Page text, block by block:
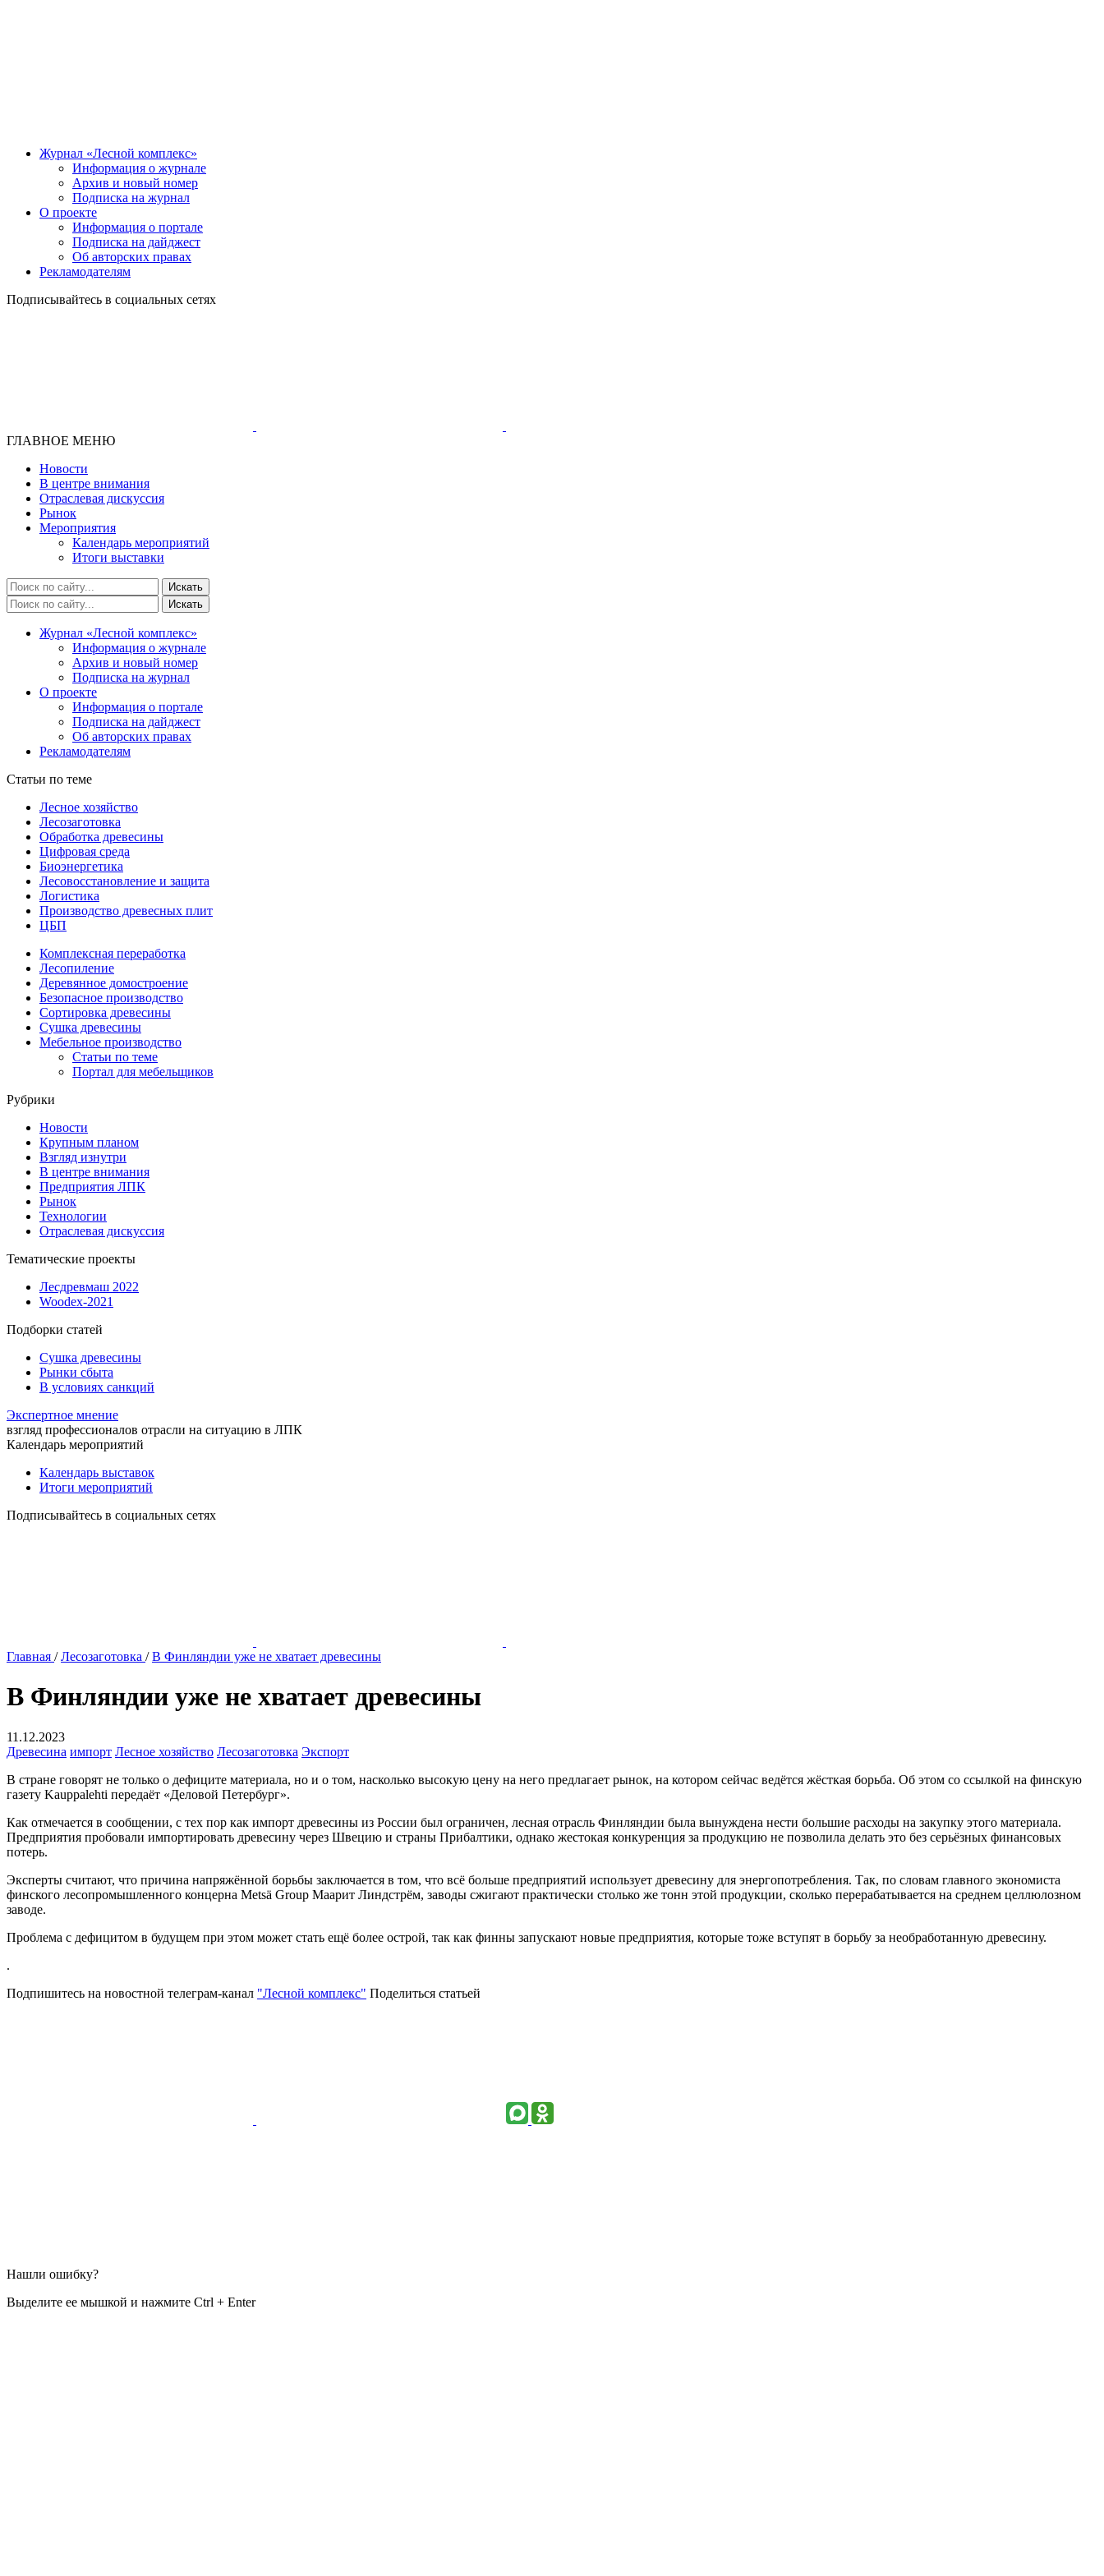
Журнал «Лесной комплекс»
Информация о журнале
Архив и новый номер
Подписка на журнал
О проекте
Информация о портале
Подписка на дайджест
Об авторских правах
Рекламодателям
Подписывайтесь в социальных сетях
ГЛАВНОЕ МЕНЮ
Новости
В центре внимания
Отраслевая дискуссия
Рынок
Мероприятия
Календарь мероприятий
Итоги выставки
Журнал «Лесной комплекс»
Информация о журнале
Архив и новый номер
Подписка на журнал
О проекте
Информация о портале
Подписка на дайджест
Об авторских правах
Рекламодателям
Статьи по теме
Лесное хозяйство
Лесозаготовка
Обработка древесины
Цифровая среда
Биоэнергетика
Лесовосстановление и защита
Логистика
Производство древесных плит
ЦБП
Комплексная переработка
Лесопиление
Деревянное домостроение
Безопасное производство
Сортировка древесины
Сушка древесины
Мебельное производство
Статьи по теме
Портал для мебельщиков
Рубрики
Новости
Крупным планом
Взгляд изнутри
В центре внимания
Предприятия ЛПК
Рынок
Технологии
Отраслевая дискуссия
Тематические проекты
Лесдревмаш 2022
Woodex-2021
Подборки статей
Сушка древесины
Рынки сбыта
В условиях санкций
Экспертное мнение
взгляд профессионалов отрасли на ситуацию в ЛПК
Календарь мероприятий
Календарь выставок
Итоги мероприятий
Подписывайтесь в социальных сетях
Главная / Лесозаготовка / В Финляндии уже не хватает древесины
В Финляндии уже не хватает древесины
11.12.2023
Древесина импорт Лесное хозяйство Лесозаготовка Экспорт
В стране говорят не только о дефиците материала, но и о том, насколько высокую цену на него предлагает рынок, на котором сейчас ведётся жёсткая борьба. Об этом со ссылкой на финскую
газету Kauppalehti передаёт «Деловой Петербург».
Как отмечается в сообщении, с тех пор как импорт древесины из России был ограничен, лесная отрасль Финляндии была вынуждена нести большие расходы на закупку этого материала.
Предприятия пробовали импортировать древесину через Швецию и страны Прибалтики, однако жестокая конкуренция за продукцию не позволила делать это без серьёзных финансовых
потерь.
Эксперты считают, что причина напряжённой борьбы заключается в том, что всё больше предприятий использует древесину для энергопотребления. Так, по словам главного экономиста
финского лесопромышленного концерна Metsä Group Маарит Линдстрём, заводы сжигают практически столько же тонн этой продукции, сколько перерабатывается на среднем целлюлозном
заводе.
Проблема с дефицитом в будущем при этом может стать ещё более острой, так как финны запускают новые предприятия, которые тоже вступят в борьбу за необработанную древесину.
.
Подпишитесь на новостной телеграм-канал "Лесной комплекс" Поделиться статьей
Нашли ошибку?
Выделите ее мышкой и нажмите Ctrl + Enter